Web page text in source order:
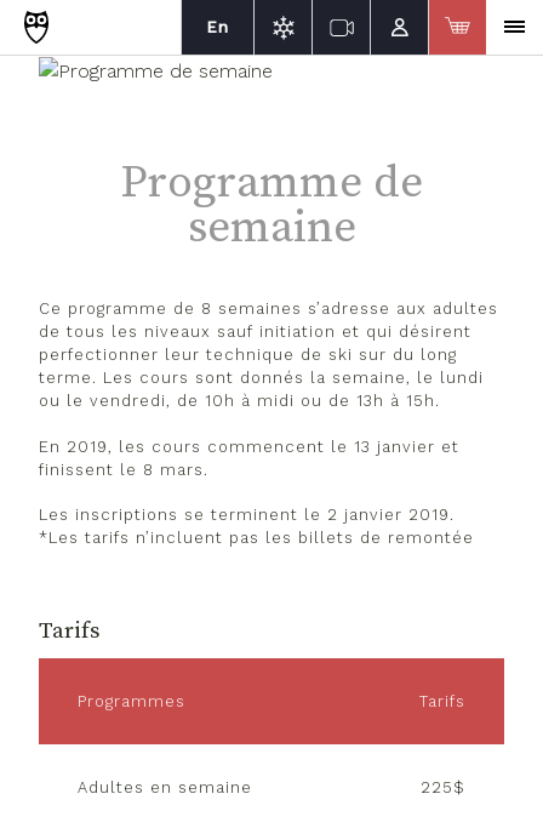
En
Programme de
semaine
Ce programme de 8 semaines s’adresse aux adultes
de tous les niveaux sauf initiation et qui désirent
perfectionner leur technique de ski sur du long
terme. Les cours sont donnés la semaine, le lundi
ou le vendredi, de 10h à midi ou de 13h à 15h.
En 2019, les cours commencent le 13 janvier et
finissent le 8 mars.
Les inscriptions se terminent le 2 janvier 2019.
*Les tarifs n’incluent pas les billets de remontée
Tarifs
Programmes Tarifs
Adultes en semaine 225$